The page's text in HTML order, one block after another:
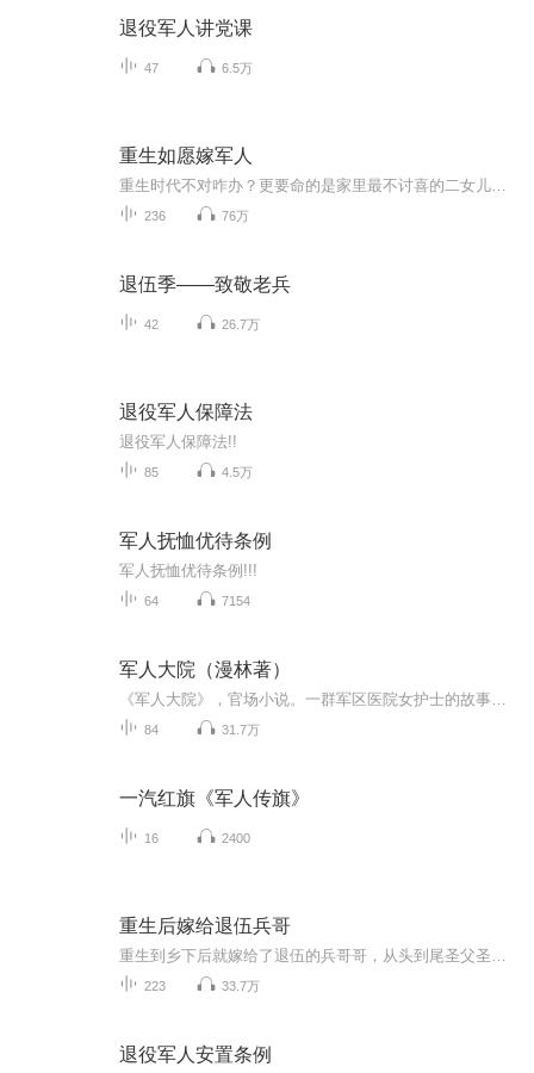
退役军人讲党课
47 6.5万
重生如愿嫁军人
236 76万
退伍季——致敬老兵
42 26.7万
退役军人保障法
退役军人保障法!!
85 4.5万
军人抚恤优待条例
军人抚恤优待条例!!!
64 7154
军人大院（漫林著）
84 31.7万
一汽红旗《军人传旗》
16 2400
重生后嫁给退伍兵哥
223 33.7万
退役军人安置条例